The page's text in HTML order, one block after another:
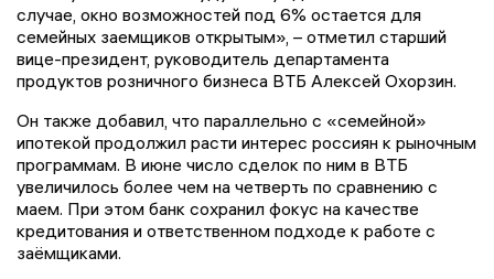
случае, окно возможностей под 6% остается для
семейных заемщиков открытым», – отметил старший
вице-президент, руководитель департамента
продуктов розничного бизнеса ВТБ Алексей Охорзин.
Он также добавил, что параллельно с «семейной»
ипотекой продолжил расти интерес россиян к рыночным
программам. В июне число сделок по ним в ВТБ
увеличилось более чем на четверть по сравнению с
маем. При этом банк сохранил фокус на качестве
кредитования и ответственном подходе к работе с
заёмщиками.